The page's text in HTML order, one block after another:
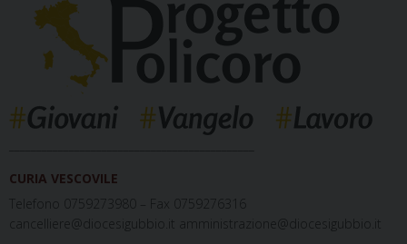
CURIA VESCOVILE
Telefono 0759273980 – Fax 0759276316
cancelliere@diocesigubbio.it amministrazione@diocesigubbio.it